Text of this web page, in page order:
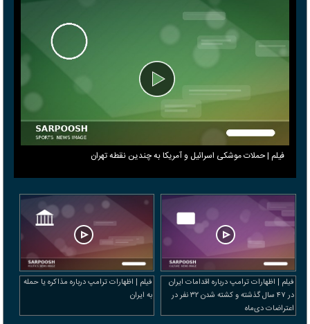
فیلم | حملات موشکی اسرائیل و آمریکا به چندین نقطه تهران
فیلم | اظهارات ترامپ درباره اقدامات ایران
در ۴۷ سال گذشته و کشته شدن ۳۲ نفر در
اعتراضات دی‌ماه
فیلم | اظهارات ترامپ درباره مذاکره یا حمله
به ایران